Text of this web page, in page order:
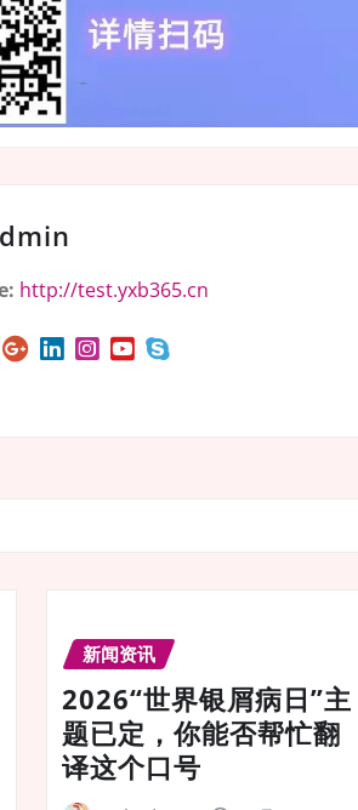
http://test.yxb365.cn
新闻资讯
2026“世界银屑病日”主
题已定，你能否帮忙翻
译这个口号